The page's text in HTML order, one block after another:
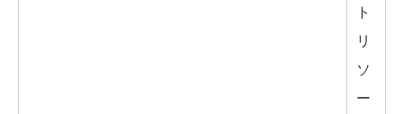
ト
リ
ソ
ー